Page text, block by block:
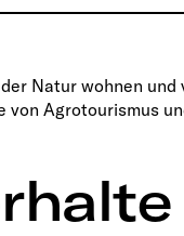
Natur wohnen
von Agrotourismus